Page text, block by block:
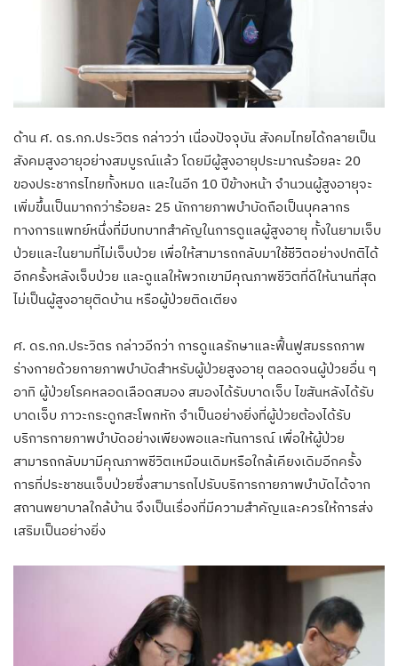
ด้าน ศ. ดร.กภ.ประวิตร กล่าวว่า เนื่องปัจจุบัน สังคมไทยได้กลายเป็น
สังคมสูงอายุอย่างสมบูรณ์แล้ว โดยมีผู้สูงอายุประมาณร้อยละ 20
ของประชากรไทยทั้งหมด และในอีก 10 ปีข้างหน้า จำนวนผู้สูงอายุจะ
เพิ่มขึ้นเป็นมากกว่าร้อยละ 25 นักกายภาพบำบัดถือเป็นบุคลากร
ทางการแพทย์หนึ่งที่มีบทบาทสำคัญในการดูแลผู้สูงอายุ ทั้งในยามเจ็บ
ป่วยและในยามที่ไม่เจ็บป่วย เพื่อให้สามารถกลับมาใช้ชีวิตอย่างปกติได้
อีกครั้งหลังเจ็บป่วย และดูแลให้พวกเขามีคุณภาพชีวิตที่ดีให้นานที่สุด
ไม่เป็นผู้สูงอายุติดบ้าน หรือผู้ป่วยติดเตียง
ศ. ดร.กภ.ประวิตร กล่าวอีกว่า การดูแลรักษาและฟื้นฟูสมรรถภาพ
ร่างกายด้วยกายภาพบำบัดสำหรับผู้ป่วยสูงอายุ ตลอดจนผู้ป่วยอื่น ๆ
อาทิ ผู้ป่วยโรคหลอดเลือดสมอง สมองได้รับบาดเจ็บ ไขสันหลังได้รับ
บาดเจ็บ ภาวะกระดูกสะโพกหัก จำเป็นอย่างยิ่งที่ผู้ป่วยต้องได้รับ
บริการกายภาพบำบัดอย่างเพียงพอและทันการณ์ เพื่อให้ผู้ป่วย
สามารถกลับมามีคุณภาพชีวิตเหมือนเดิมหรือใกล้เคียงเดิมอีกครั้ง
การที่ประชาชนเจ็บป่วยซึ่งสามารถไปรับบริการกายภาพบำบัดได้จาก
สถานพยาบาลใกล้บ้าน จึงเป็นเรื่องที่มีความสำคัญและควรให้การส่ง
เสริมเป็นอย่างยิ่ง